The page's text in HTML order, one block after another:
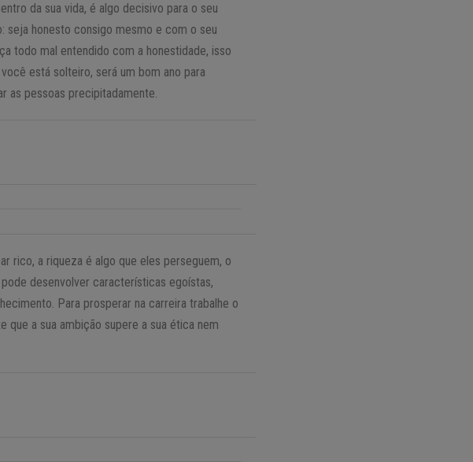
da sua vida, é algo decisivo para o seu
seja honesto consigo mesmo e com o seu
todo mal entendido com a honestidade, isso
está solteiro, será um bom ano para
as pessoas precipitadamente.
rico, a riqueza é algo que eles perseguem, o
desenvolver características egoístas,
Para prosperar na carreira trabalhe o
que a sua ambição supere a sua ética nem